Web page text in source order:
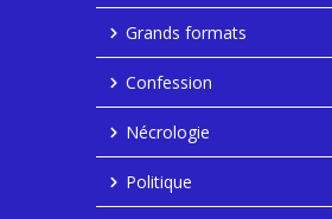
Grands formats
Confession
Nécrologie
Politique